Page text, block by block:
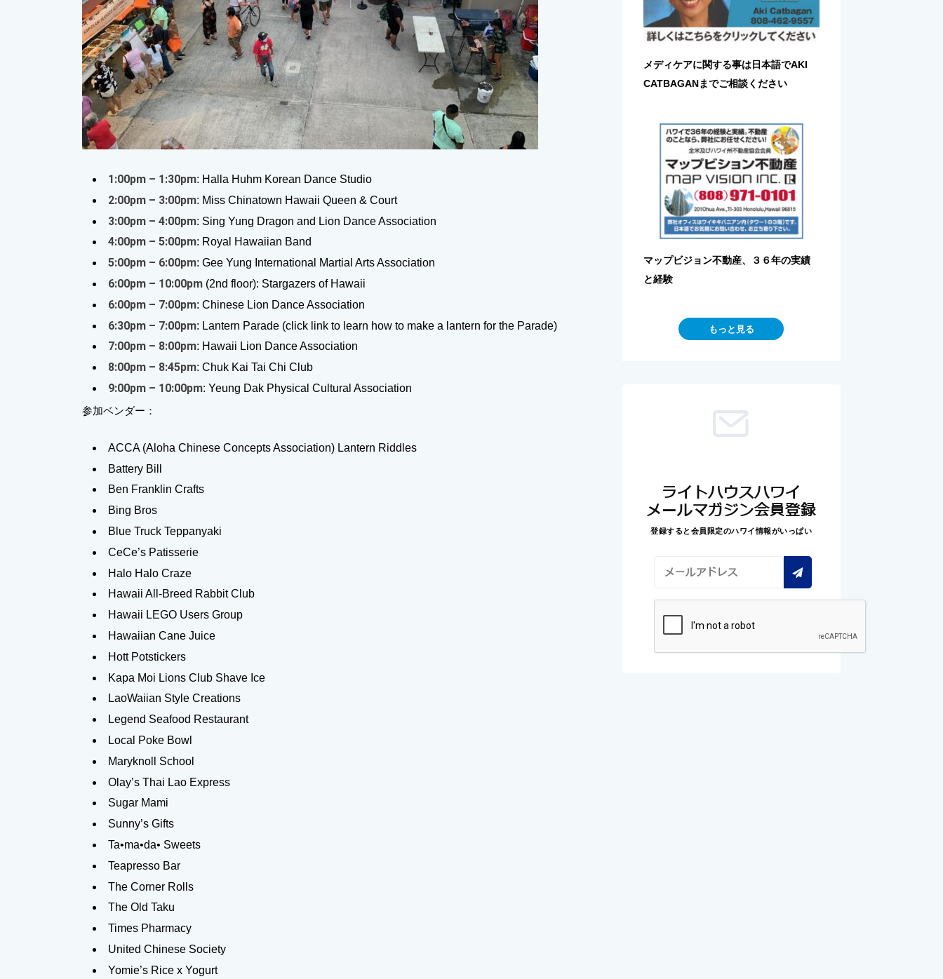
1:00pm – 1:30pm: Halla Huhm Korean Dance Studio
2:00pm – 3:00pm: Miss Chinatown Hawaii Queen & Court
3:00pm – 4:00pm: Sing Yung Dragon and Lion Dance Association
4:00pm – 5:00pm: Royal Hawaiian Band
5:00pm – 6:00pm: Gee Yung International Martial Arts Association
6:00pm – 10:00pm (2nd floor): Stargazers of Hawaii
6:00pm – 7:00pm: Chinese Lion Dance Association
6:30pm – 7:00pm: Lantern Parade (click link to learn how to make a lantern for the Parade)
7:00pm – 8:00pm: Hawaii Lion Dance Association
8:00pm – 8:45pm: Chuk Kai Tai Chi Club
9:00pm – 10:00pm: Yeung Dak Physical Cultural Association
参加ベンダー：
ACCA (Aloha Chinese Concepts Association) Lantern Riddles
Battery Bill
Ben Franklin Crafts
Bing Bros
Blue Truck Teppanyaki
CeCe’s Patisserie
Halo Halo Craze
Hawaii All-Breed Rabbit Club
Hawaii LEGO Users Group
Hawaiian Cane Juice
Hott Potstickers
Kapa Moi Lions Club Shave Ice
LaoWaiian Style Creations
Legend Seafood Restaurant
Local Poke Bowl
Maryknoll School
Olay’s Thai Lao Express
Sugar Mami
Sunny’s Gifts
Ta•ma•da• Sweets
Teapresso Bar
The Corner Rolls
The Old Taku
Times Pharmacy
United Chinese Society
Yomie’s Rice x Yogurt
メディケアに関する事は日本語でAKI
CATBAGANまでご相談ください
マップビジョン不動産、３６年の実績
と経験
もっと見る
ライトハウスハワイ
メールマガジン会員登録
登録すると会員限定のハワイ情報がいっぱい